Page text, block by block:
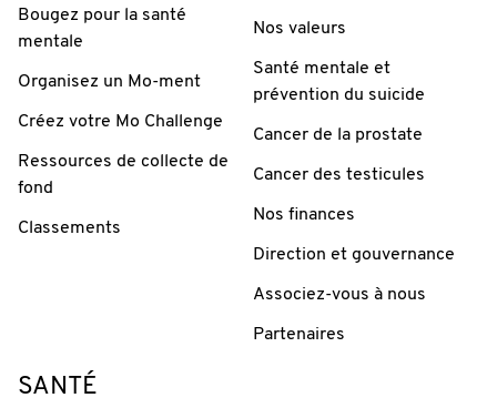
Bougez pour la santé
mentale
Organisez un Mo-ment
Créez votre Mo Challenge
Ressources de collecte de
fond
Classements
Nos valeurs
Santé mentale et
prévention du suicide
Cancer de la prostate
Cancer des testicules
Nos finances
Direction et gouvernance
Associez-vous à nous
Partenaires
SANTÉ